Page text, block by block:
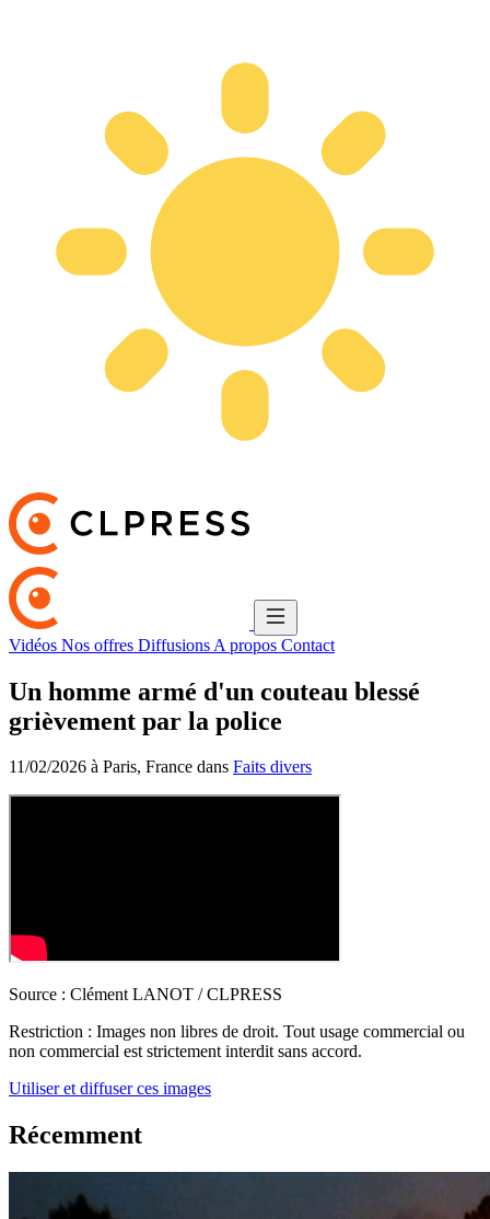
Vidéos Nos offres Diffusions A propos Contact
Un homme armé d'un couteau blessé
grièvement par la police
11/02/2026 à Paris, France dans Faits divers
Source : Clément LANOT / CLPRESS
Restriction : Images non libres de droit. Tout usage commercial ou
non commercial est strictement interdit sans accord.
Utiliser et diffuser ces images
Récemment